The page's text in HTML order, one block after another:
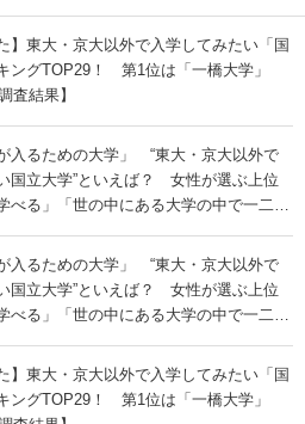
】東大・京大以外で入学してみたい「国
ングTOP29！ 第1位は「一橋大学」
査結果】
入るための大学」 “東大・京大以外で
国立大学”といえば？ 女性が選ぶ上位
べる」「世の中にある大学の中で一二を
入るための大学」 “東大・京大以外で
国立大学”といえば？ 女性が選ぶ上位
べる」「世の中にある大学の中で一二を
】東大・京大以外で入学してみたい「国
ングTOP29！ 第1位は「一橋大学」